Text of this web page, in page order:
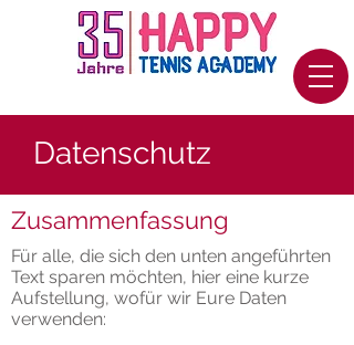
Datenschutz
Zusammenfassung
Für alle, die sich den unten angeführten
Text sparen möchten, hier eine kurze
Aufstellung, wofür wir Eure Daten
verwenden: